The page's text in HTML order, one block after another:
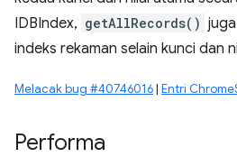
IDBIndex, getAllRecords()
indeks rekaman selain kunci dan
Melacak bug #40746016| Entri
Performa